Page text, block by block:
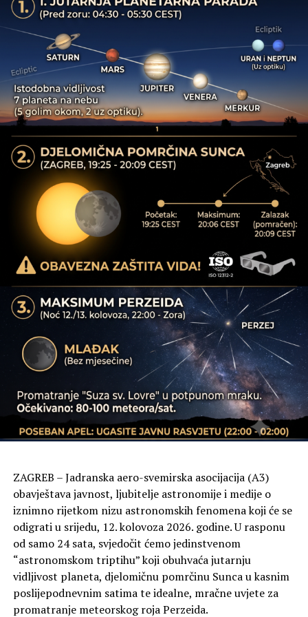
da smo u srpnju ostvarili najbolji rezultat u posljednje
dvije godine. To potvrđuje da hrvatski turizam i dalje
zadržava svoju konkurentnost i otpornost te da, unatoč
promjenama na tržištu, uspijevamo održati pozitivne
trendove. Posebno veseli što dobre rezultate bilježimo i
u financijskim pokazateljima. U srpnju je vrijednost
fiskaliziranih računa porasla 18 posto, dok je broj izdanih
računa veći za 8 posto u odnosu na isti mjesec prošle
godine. Rast bilježimo i u cestovnom, zračnom i
pomorskom prometu, a svi ovi rezultati potvrđuju da
smo dobro odgovorili na okolnosti na tržištu – i kroz
kvalitetnu promociju Hrvatske i kroz pravodobnu
prilagodbu ponude. Zahvaljujem cijelom turističkom
sektoru na uloženom trudu, a posebno pružateljima
usluga smještaja koji su reagirali na naše apele i svojim
akcijskim ponudama dodatno pridonijeli konkurentnosti
naše ponude. Pred nama je još dobar dio kolovoza nakon
kojeg ćemo napravit cjelovit presjek ovog glavnog dijela
turističke godine. Hrvatski turizam i ove godine
potvrđuje svoju snagu, a ostvareni rezultati pokazuju da
smo na dobrom putu i da zajedno uspješno odgovaramo
na promjene i izazove“, izjavio jeTonči
Glavina, ministar turizma i sporta.
Kada turistički rezultat Hrvatske segmentiramo po
županijama, u prvih sedam mjeseci najviše noćenja
ostvareno je u Istri (16,7 milijuna noćenja), Splitsko-
destinacijama u Dubrovniku, Rovinju, Poreču, Splitu i
Umagu.
„Dosadašnji tijek i rezultati turističke godine pokazuju da
Hrvatska i dalje ima vrlo snažnu poziciju na globalnom
turističkom tržištu, unatoč svim zahtjevnim
okolnostima. Ono što posebno iščitavamo iz
ovogodišnjih turističkih kretanja jest promjena načina na
koji gosti donose odluke o svojim putovanjima. Last
ZAGREB – Jadranska aero-svemirska asocijacija (A3)
obavještava javnost, ljubitelje astronomije i medije o
iznimno rijetkom nizu astronomskih fenomena koji će se
odigrati u srijedu, 12. kolovoza 2026. godine. U rasponu
od samo 24 sata, svjedočit ćemo jedinstvenom
“astronomskom triptihu” koji obuhvaća jutarnju
vidljivost planeta, djelomičnu pomrčinu Sunca u kasnim
poslijepodnevnim satima te idealne, mračne uvjete za
promatranje meteorskog roja Perzeida.